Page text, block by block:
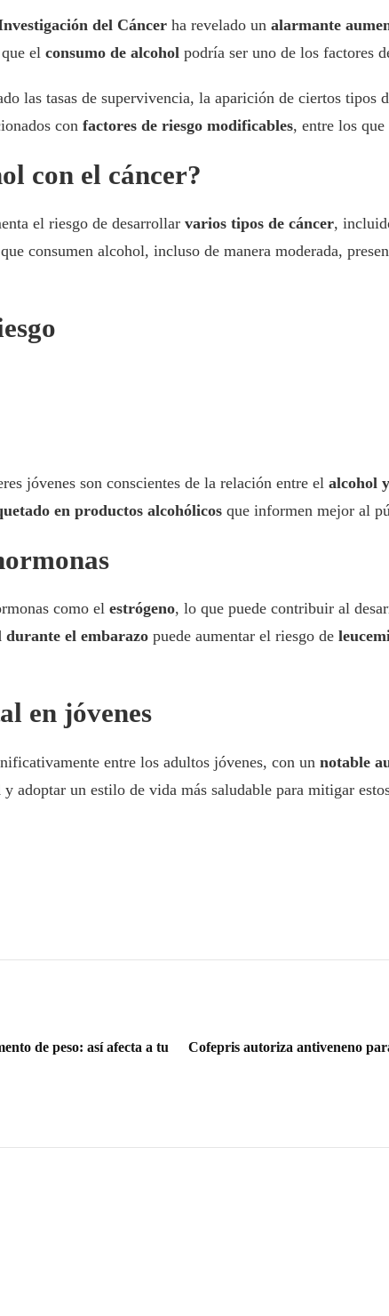
del Cáncer ha revelado un alarmante
el consumo de alcohol podría ser uno de los factores
las tasas de supervivencia, la aparición de ciertos tipos
con factores de riesgo modificables, entre los
con el cáncer?
el riesgo de desarrollar varios tipos de cáncer,
consumen alcohol, incluso de manera moderada,
jóvenes son conscientes de la relación entre el alcohol
en productos alcohólicos que informen mejor al
como el estrógeno, lo que puede contribuir al
durante el embarazo puede aumentar el riesgo de
en jóvenes
entre los adultos jóvenes, con un notable
y adoptar un estilo de vida más saludable para mitigar
de peso: así afecta a tu
Cofepris autoriza antiveneno